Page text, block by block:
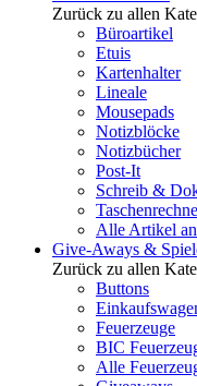
Zurück zu allen
Büroartikel
Etuis
Kartenhalter
Lineale
Mousepads
Notizblöcke
Notizbücher
Post-It
Schreib &
Alle Artikel
Give-Aways &
Zurück zu allen
Buttons
Feuerzeuge
BIC
Alle